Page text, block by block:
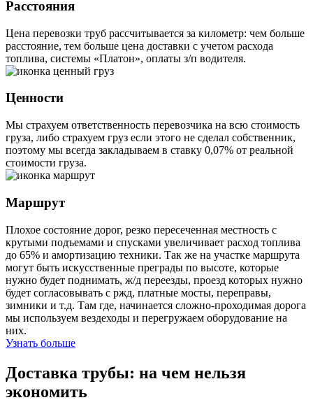
Расстояния
Цена перевозки труб рассчитывается за километр: чем больше
расстояние, тем больше цена доставки с учетом расхода
топлива, системы «Платон», оплаты з/п водителя.
Ценности
Мы страхуем ответственность перевозчика на всю стоимость
груза, либо страхуем груз если этого не сделал собственник,
поэтому мы всегда закладываем в ставку 0,07% от реальной
стоимости груза.
Маршрут
Плохое состояние дорог, резко пересеченная местность с
крутыми подъемами и спусками увеличивает расход топлива
до 65% и амортизацию техники. Так же на участке маршрута
могут быть искусственные преграды по высоте, которые
нужно будет поднимать, ж/д переезды, проезд которых нужно
будет согласовывать с ржд, платные мосты, переправы,
зимники и т.д. Там где, начинается сложно-проходимая дорога
мы используем вездеходы и перегружаем оборудование на
них.
Узнать больше
Доставка трубы: на чем нельзя
экономить